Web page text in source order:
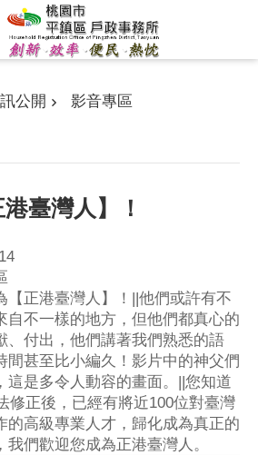
公開 影音專區
臺灣人】！
【正港臺灣人】！||他們或許有不
自不一樣的地方，但他們都真心的
、付出，他們講著我們熟悉的語
間甚至比小編久！影片中的神父們
這是多令人動容的畫面。||您知道
修正後，已經有將近100位對臺灣
的高級專業人才，歸化成為真正的
們歡迎您成為正港臺灣人。